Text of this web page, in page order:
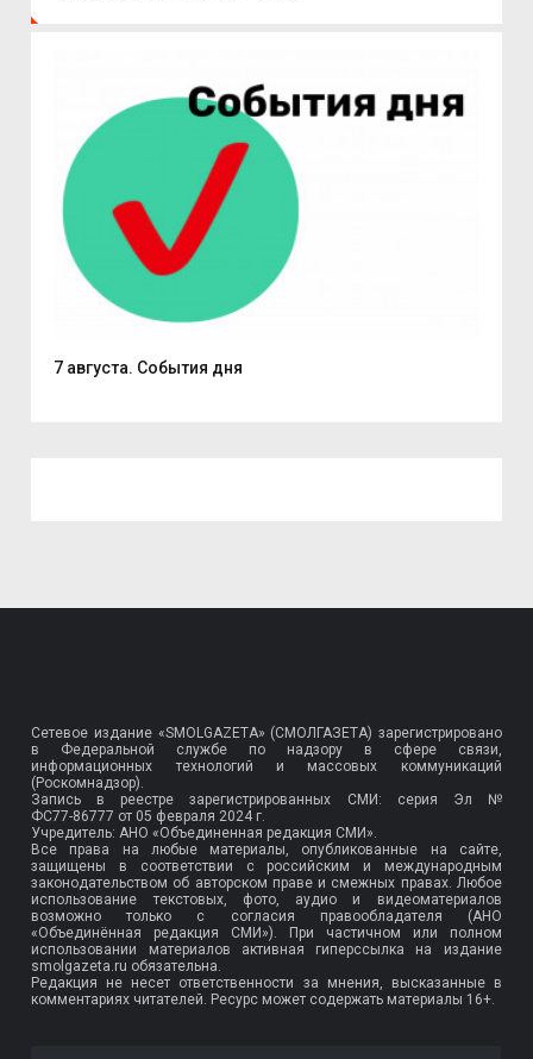
7 августа. События дня
Сетевое издание «SMOLGAZETA» (СМОЛГАЗЕТА) зарегистрировано
в Федеральной службе по надзору в сфере связи,
информационных технологий и массовых коммуникаций
(Роскомнадзор).
Запись в реестре зарегистрированных СМИ: серия Эл №
ФС77-86777 от 05 февраля 2024 г.
Учредитель: АНО «Объединенная редакция СМИ».
Все права на любые материалы, опубликованные на сайте,
защищены в соответствии с российским и международным
законодательством об авторском праве и смежных правах. Любое
использование текстовых, фото, аудио и видеоматериалов
возможно только с согласия правообладателя (АНО
«Объединённая редакция СМИ»). При частичном или полном
использовании материалов активная гиперссылка на издание
smolgazeta.ru обязательна.
Редакция не несет ответственности за мнения, высказанные в
комментариях читателей. Ресурс может содержать материалы 16+.